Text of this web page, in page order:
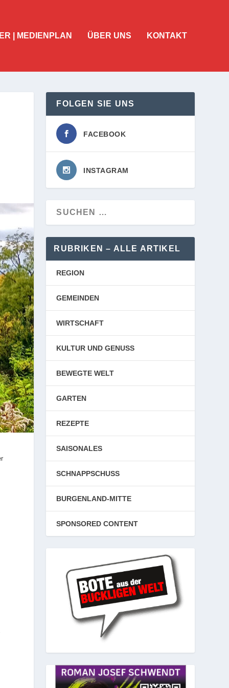
| MEDIENPLAN ÜBER UNS KONTAKT
FOLGEN SIE UNS
FACEBOOK
INSTAGRAM
RUBRIKEN – ALLE ARTIKEL
REGION
GEMEINDEN
WIRTSCHAFT
KULTUR UND GENUSS
BEWEGTE WELT
GARTEN
REZEPTE
SAISONALES
SCHNAPPSCHUSS
BURGENLAND-MITTE
SPONSORED CONTENT